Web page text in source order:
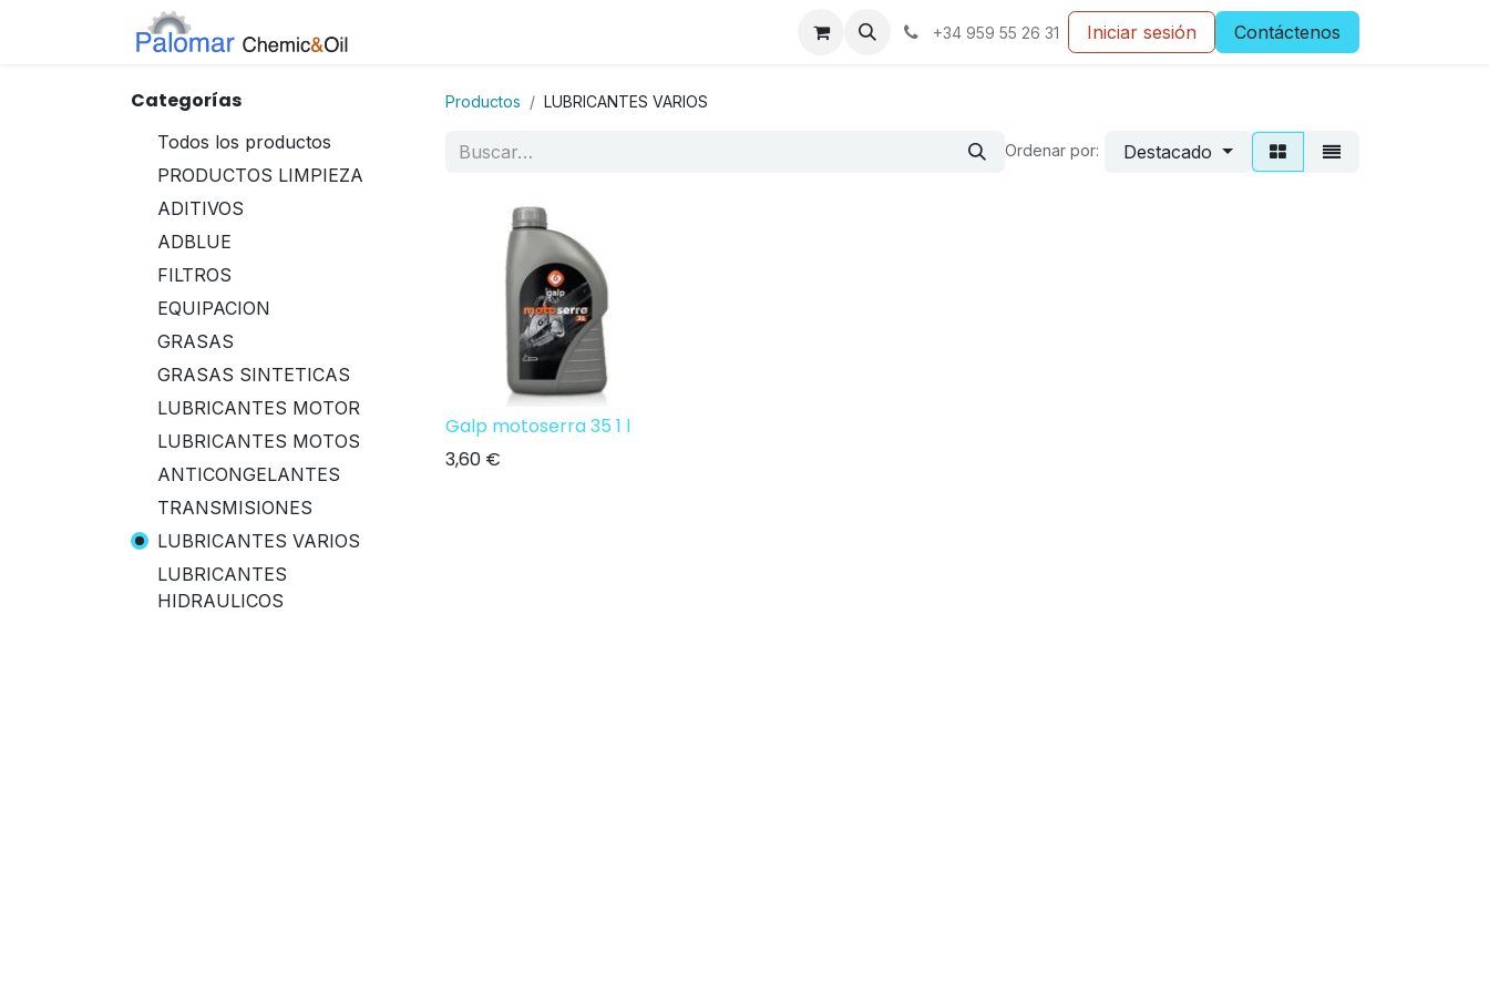
+34 959 55 26 31 Iniciar sesión Contáctenos
Categorías
Todos los productos
PRODUCTOS LIMPIEZA
ADITIVOS
ADBLUE
FILTROS
EQUIPACION
GRASAS
GRASAS SINTETICAS
LUBRICANTES MOTOR
LUBRICANTES MOTOS
ANTICONGELANTES
TRANSMISIONES
LUBRICANTES VARIOS
LUBRICANTES
HIDRAULICOS
Productos LUBRICANTES VARIOS
Ordenar por: Destacado
Galp motoserra 35 1 l
3,60 €